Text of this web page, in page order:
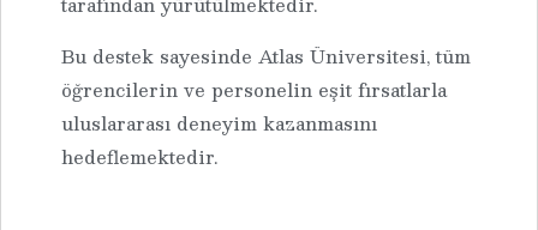
Bu destek sayesinde Atlas Üniversitesi, tüm
öğrencilerin ve personelin eşit fırsatlarla
uluslararası deneyim kazanmasını
hedeflemektedir.